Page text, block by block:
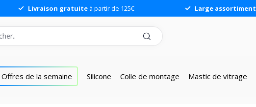
Livraison gratuite à partir de 125€ Large assortiment
Offres de la semaine Silicone Colle de montage Mastic de vitrage